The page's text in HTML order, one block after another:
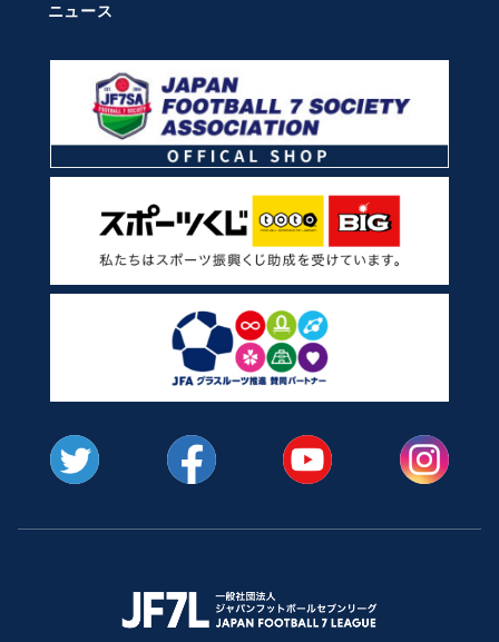
ニュース